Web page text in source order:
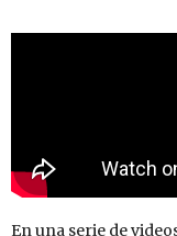
En una serie de